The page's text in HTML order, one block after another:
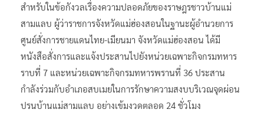
สำหรับในข้อกังวลเรื่องความปลอดภัยของราษฎรชาวบ้านแม่
สามแลบ ผู้ว่าราชการจังหวัดแม่ฮ่องสอนในฐานะผู้อำนวยการ
ศูนย์สั่งการชายแดนไทย-เมียนมา จังหวัดแม่ฮ่องสอน ได้มี
หนังสือสั่งการและแจ้งประสานไปยังหน่วยเฉพาะกิจกรมทหาร
ราบที่ 7 และหน่วยเฉพาะกิจกรมทหารพรานที่ 36 ประสาน
กำลังร่วมกับอำเภอสบเมยในการรักษาความสงบบริเวณจุดผ่อน
ปรนบ้านแม่สามแลบ อย่างเข้มงวดตลอด 24 ชั่วโมง